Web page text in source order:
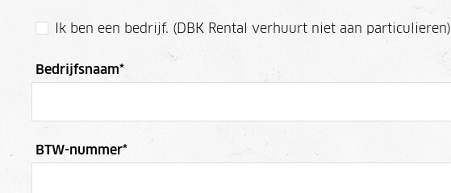
Ik ben een bedrijf. (DBK Rental verhuurt niet aan particulieren)
Bedrijfsnaam*
BTW-nummer*